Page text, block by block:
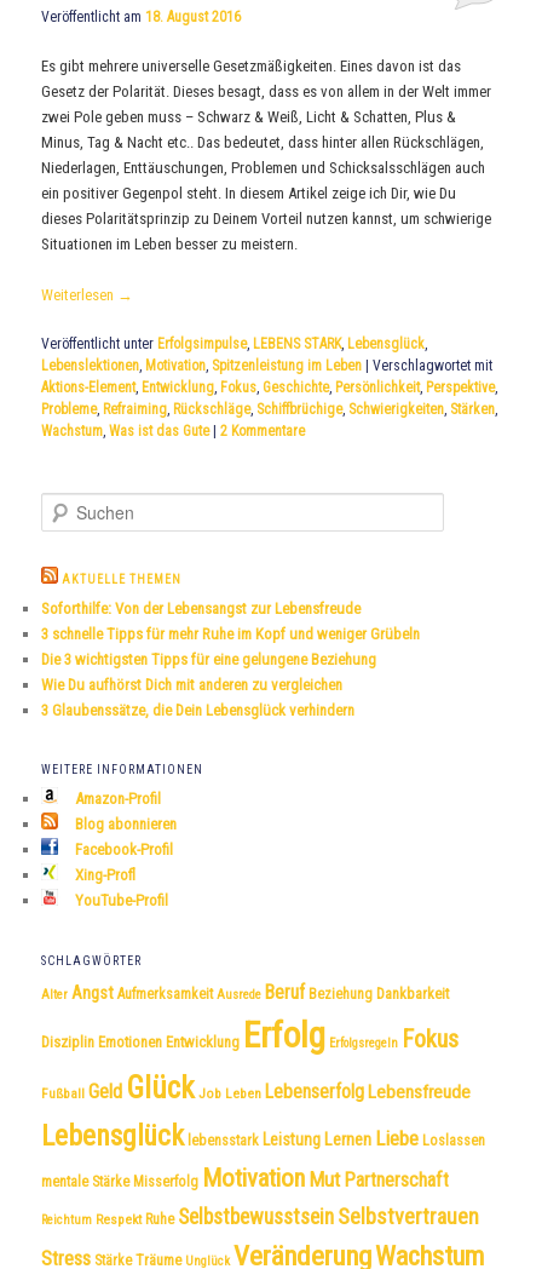
Veröffentlicht am18. August 2016
Es gibt mehrere universelle Gesetzmäßigkeiten. Eines davon ist das
Gesetz der Polarität. Dieses besagt, dass es von allem in der Welt immer
zwei Pole geben muss – Schwarz & Weiß, Licht & Schatten, Plus &
Minus, Tag & Nacht etc.. Das bedeutet, dass hinter allen Rückschlägen,
Niederlagen, Enttäuschungen, Problemen und Schicksalsschlägen auch
ein positiver Gegenpol steht. In diesem Artikel zeige ich Dir, wie Du
dieses Polaritätsprinzip zu Deinem Vorteil nutzen kannst, um schwierige
Situationen im Leben besser zu meistern.
Weiterlesen →
Veröffentlicht unter Erfolgsimpulse, LEBENS STARK, Lebensglück,
Lebenslektionen, Motivation, Spitzenleistung im Leben |Verschlagwortet mit
Aktions-Element, Entwicklung, Fokus,Geschichte, Persönlichkeit, Perspektive,
Probleme, Refraiming, Rückschläge, Schiffbrüchige, Schwierigkeiten, Stärken,
Wachstum,Was ist das Gute |2 Kommentare
u
h
n
AKTUELLE THEMEN
Soforthilfe: Von der Lebensangst zur Lebensfreude
3 schnelle Tipps für mehr Ruhe im Kopf und weniger Grübeln
Die 3 wichtigsten Tipps für eine gelungene Beziehung
Wie Du aufhörst Dich mit anderen zu vergleichen
3 Glaubenssätze, die Dein Lebensglück verhindern
WEITERE INFORMATIONEN
Amazon-Profil
Blog abonnieren
Facebook-Profil
Xing-Profl
YouTube-Profil
SCHLAGWÖRTER
Alter Angst Aufmerksamkeit Ausrede Beruf Beziehung Dankbarkeit
Disziplin Emotionen Entwicklung Erfolg Erfolgsregeln Fokus
Fußball Geld Glück Job Leben Lebenserfolg Lebensfreude
Lebensglück lebensstark Leistung Lernen Liebe Loslassen
mentale Stärke Misserfolg Motivation Mut Partnerschaft
Reichtum Respekt Ruhe Selbstbewusstsein Selbstvertrauen
Stress Stärke Träume Unglück VeränderungWachstum